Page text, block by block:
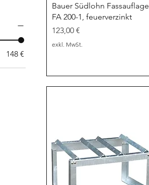
148 €
Schnellansicht
Bauer Südlohn Fassauflage
FA 200-1, feuerverzinkt
Preis
123,00 €
exkl. MwSt.